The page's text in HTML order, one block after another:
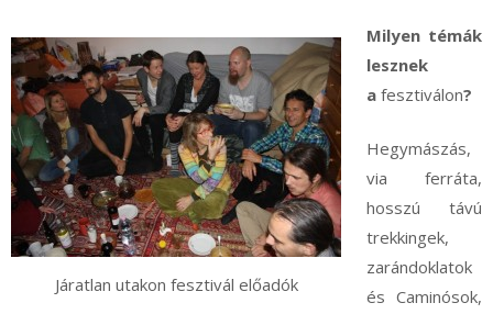
Járatlan utakon fesztivál előadók
Milyen témák
lesznek
a fesztiválon?
Hegymászás,
via ferráta,
hosszú távú
trekkingek,
zarándoklatok
és Caminósok,